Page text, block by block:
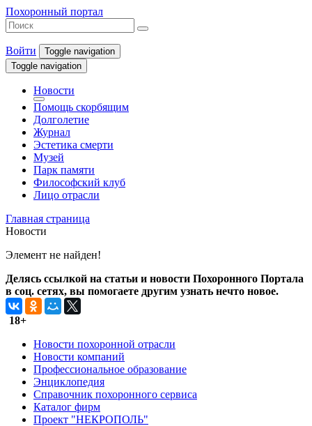
Похоронный портал
Войти
Toggle navigation
Toggle navigation
Новости
Помощь скорбящим
Долголетие
Журнал
Эстетика смерти
Музей
Парк памяти
Философский клуб
Лицо отрасли
Главная страница
Новости
Элемент не найден!
Делясь ссылкой на статьи и новости Похоронного Портала
в соц. сетях, вы помогаете другим узнать нечто новое.
18+
Новости похоронной отрасли
Новости компаний
Профессиональное образование
Энциклопедия
Справочник похоронного сервиса
Каталог фирм
Проект "НЕКРОПОЛЬ"